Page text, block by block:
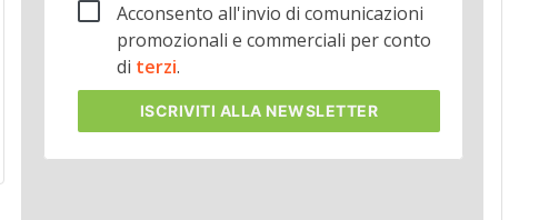
Acconsento all'invio di comunicazioni
promozionali e commerciali per conto
di terzi.
ISCRIVITI ALLA NEWSLETTER